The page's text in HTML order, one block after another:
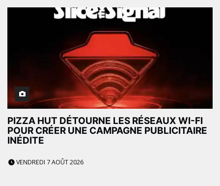
PIZZA HUT DÉTOURNE LES RÉSEAUX WI-FI
POUR CRÉER UNE CAMPAGNE PUBLICITAIRE
INÉDITE
VENDREDI 7 AOÛT 2026